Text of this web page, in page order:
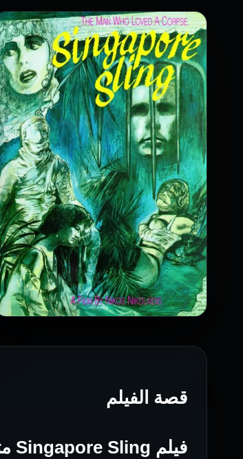
قصة الفيلم
فيلم Singapore Sling مترجم اون لاين